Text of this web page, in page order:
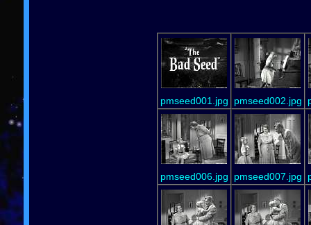
pmseed001.jpg pmseed002.jpg
pmseed006.jpg pmseed007.jpg